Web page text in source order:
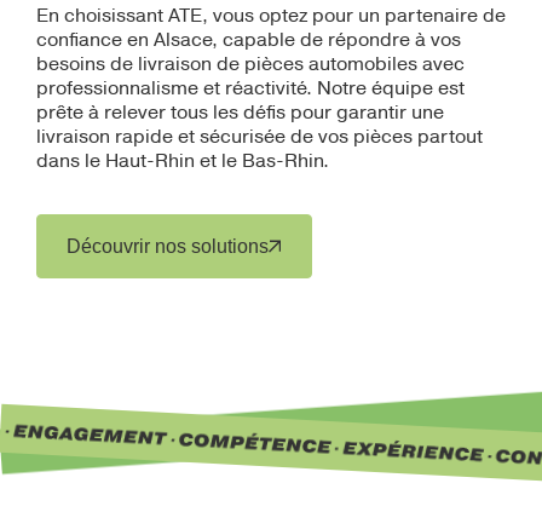
En choisissant ATE, vous optez pour un partenaire de
confiance en Alsace, capable de répondre à vos
besoins de livraison de pièces automobiles avec
professionnalisme et réactivité. Notre équipe est
prête à relever tous les défis pour garantir une
livraison rapide et sécurisée de vos pièces partout
dans le Haut-Rhin et le Bas-Rhin.
Découvrir nos solutions